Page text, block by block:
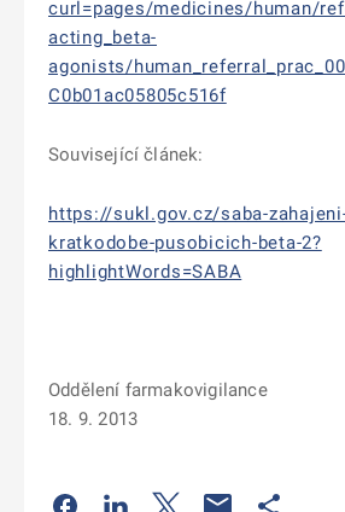
curl=pages/medicines/human/
acting_beta-
agonists/
C0b01ac05805c516f
Související článek:
https://sukl.gov.cz/saba-
kratkodobe-pusobicich-beta-2?
highlightWords=SABA
Oddělení farmakovigilance
18. 9. 2013
Odkaz se otevře na nové kartě
Odkaz se otevře na
Odkaz se otevře